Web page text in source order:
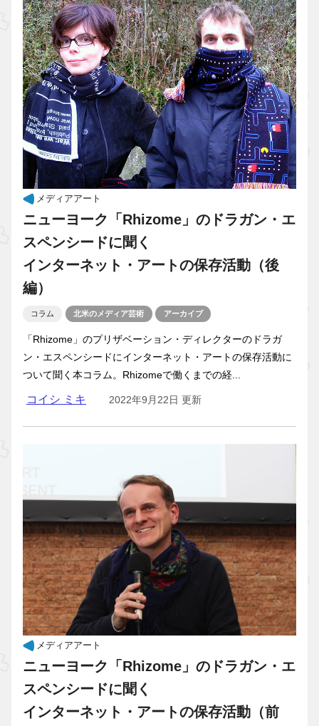
メディアアート
ニューヨーク「Rhizome」のドラガン・エ
スペンシードに聞く
インターネット・アートの保存活動（後
編）
コラム 北米のメディア芸術 アーカイブ
「Rhizome」のプリザベーション・ディレクターのドラガ
ン・エスペンシードにインターネット・アートの保存活動に
ついて聞く本コラム。Rhizomeで働くまでの経...
コイシ ミキ 2022年9月22日 更新
メディアアート
ニューヨーク「Rhizome」のドラガン・エ
スペンシードに聞く
インターネット・アートの保存活動（前